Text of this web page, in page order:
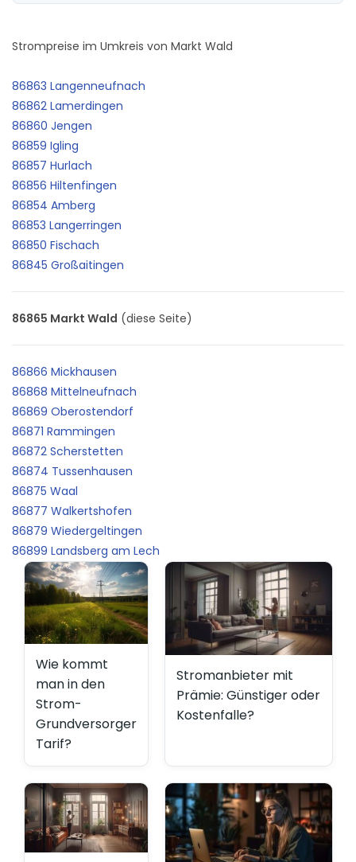
Strompreise im Umkreis von Markt Wald
86863 Langenneufnach
86862 Lamerdingen
86860 Jengen
86859 Igling
86857 Hurlach
86856 Hiltenfingen
86854 Amberg
86853 Langerringen
86850 Fischach
86845 Großaitingen
86865 Markt Wald (diese Seite)
86866 Mickhausen
86868 Mittelneufnach
86869 Oberostendorf
86871 Rammingen
86872 Scherstetten
86874 Tussenhausen
86875 Waal
86877 Walkertshofen
86879 Wiedergeltingen
86899 Landsberg am Lech
Wie kommt
man in den
Strom-
Grundversorger
Tarif?
Stromanbieter mit
Prämie: Günstiger oder
Kostenfalle?